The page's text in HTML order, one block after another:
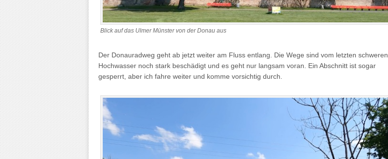
Blick auf das Ulmer Münster von der Donau aus
Der Donauradweg geht ab jetzt weiter am Fluss entlang. Die Wege sind vom letzten schweren
Hochwasser noch stark beschädigt und es geht nur langsam voran. Ein Abschnitt ist sogar
gesperrt, aber ich fahre weiter und komme vorsichtig durch.